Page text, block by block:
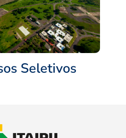
Seletivos